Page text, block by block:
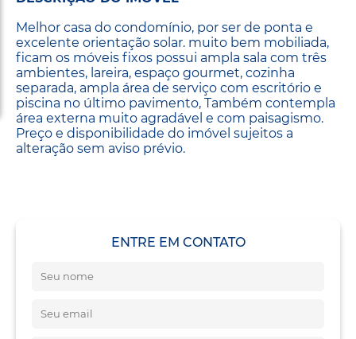
Melhor casa do condomínio, por ser de ponta e
excelente orientação solar. muito bem mobiliada,
ficam os móveis fixos possui ampla sala com três
ambientes, lareira, espaço gourmet, cozinha
separada, ampla área de serviço com escritório e
piscina no último pavimento, Também contempla
área externa muito agradável e com paisagismo.
Preço e disponibilidade do imóvel sujeitos a
alteração sem aviso prévio.
ENTRE EM CONTATO